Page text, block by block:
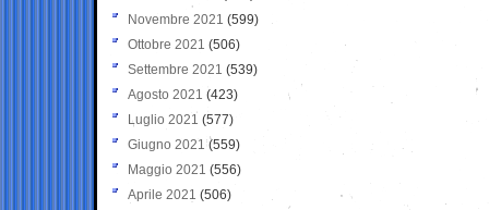
Novembre 2021 (599)
Ottobre 2021 (506)
Settembre 2021 (539)
Agosto 2021 (423)
Luglio 2021 (577)
Giugno 2021(559)
Maggio 2021 (556)
Aprile 2021 (506)